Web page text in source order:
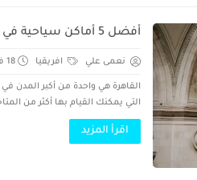
أفضل 5 أماكن سياحية في القاهرة
نعمى علي افريقيا 18 فبراير 2023
القاهرة هي واحدة من أكبر المدن
التي يمكنك القيام بها أكثر من
اقرأ المزيد